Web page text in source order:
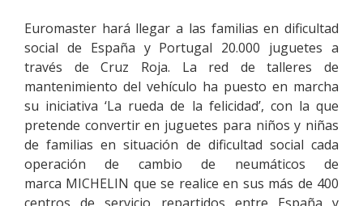
Euromaster hará llegar a las familias en dificultad
social de España y Portugal 20.000 juguetes a
través de Cruz Roja. La red de talleres de
mantenimiento del vehículo ha puesto en marcha
su iniciativa ‘La rueda de la felicidad’, con la que
pretende convertir en juguetes para niños y niñas
de familias en situación de dificultad social cada
operación de cambio de neumáticos de
marca MICHELIN que se realice en sus más de 400